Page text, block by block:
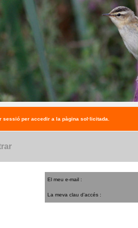
sessió per accedir a la pàgina sol·licitada.
El meu e-mail :
La meva clau d'accés :